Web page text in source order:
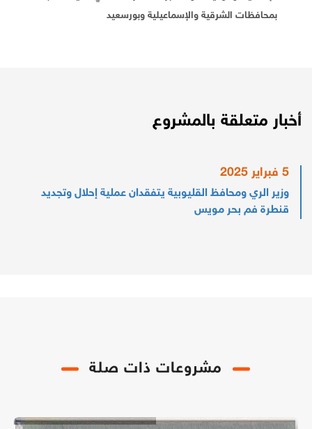
بمحافظات الشرقية والإسماعيلية وبورسعيد
أخبار متعلقة بالمشروع
5 فبراير 2025
وزير الري ومحافظ القليوبية يتفقدان عملية إحلال وتجديد
قنطرة فم بحر مويس
مشروعات ذات صلة